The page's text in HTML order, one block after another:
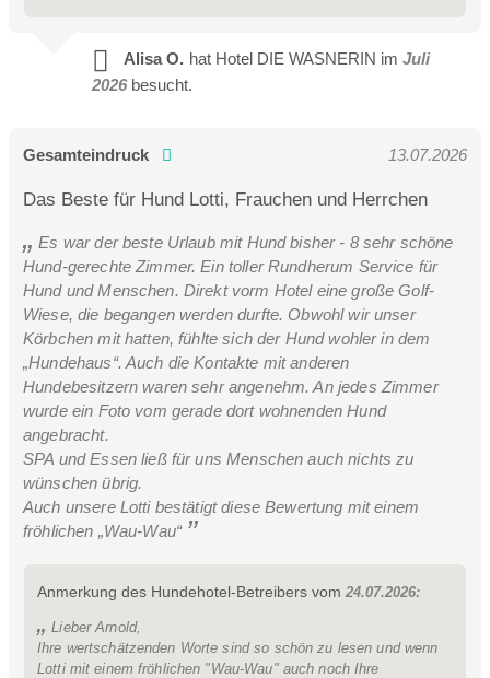
Alisa O. hat Hotel DIE WASNERIN im Juli
2026 besucht.
Gesamteindruck 13.07.2026
Das Beste für Hund Lotti, Frauchen und Herrchen
Es war der beste Urlaub mit Hund bisher - 8 sehr schöne
Hund-gerechte Zimmer. Ein toller Rundherum Service für
Hund und Menschen. Direkt vorm Hotel eine große Golf-
Wiese, die begangen werden durfte. Obwohl wir unser
Körbchen mit hatten, fühlte sich der Hund wohler in dem
„Hundehaus“. Auch die Kontakte mit anderen
Hundebesitzern waren sehr angenehm. An jedes Zimmer
wurde ein Foto vom gerade dort wohnenden Hund
angebracht.
SPA und Essen ließ für uns Menschen auch nichts zu
wünschen übrig.
Auch unsere Lotti bestätigt diese Bewertung mit einem
fröhlichen „Wau-Wau“
Anmerkung des Hundehotel-Betreibers vom 24.07.2026:
Lieber Arnold,
Ihre wertschätzenden Worte sind so schön zu lesen und wenn
Lotti mit einem fröhlichen "Wau-Wau" auch noch Ihre